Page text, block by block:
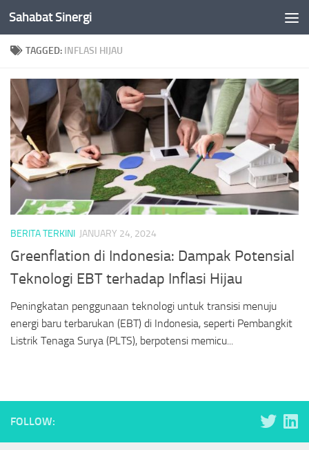
Skip to content
Sahabat Sinergi
TAGGED: INFLASI HIJAU
BERITA TERKINI JANUARY 24, 2024
Greenflation di Indonesia: Dampak Potensial
Teknologi EBT terhadap Inflasi Hijau
Peningkatan penggunaan teknologi untuk transisi menuju
energi baru terbarukan (EBT) di Indonesia, seperti Pembangkit
Listrik Tenaga Surya (PLTS), berpotensi memicu...
FOLLOW: